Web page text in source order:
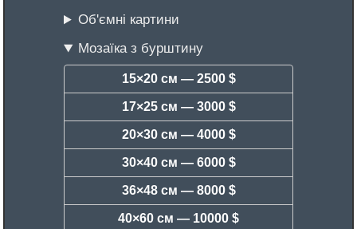
Об'ємні картини
Мозаїка з бурштину
15×20 см — 2500 $
17×25 см — 3000 $
20×30 см — 4000 $
30×40 см — 6000 $
36×48 см — 8000 $
40×60 см — 10000 $